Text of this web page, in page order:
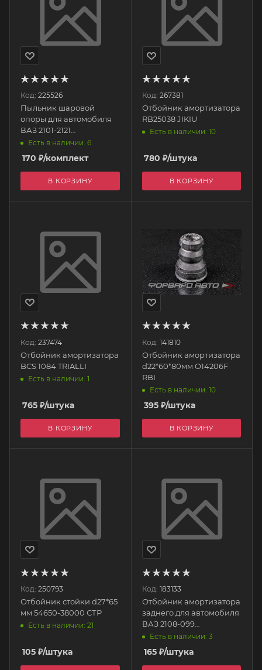
Код: 225526
Пыльник шаровой
опоры для автомобиля
ВАЗ 2101-2121
(термопластичный
полеуретан с флянцем)
CB70-115 ТРЕК
Есть в наличии: 6
170 ₽/комплект
В КОРЗИНУ
Код: 267381
Отбойник амортизатора
RB25038 JIKIU
Есть в наличии: 10
780 ₽/штука
В КОРЗИНУ
Код: 237474
Отбойник амортизатора
BCS 1084 TRIALLI
Есть в наличии: 1
765 ₽/штука
В КОРЗИНУ
Код: 141810
Отбойник амортизатора
d22*60*80мм O14206F
RBI
Есть в наличии: 10
395₽/штука
В КОРЗИНУ
Код: 250793
Отбойник стойки d27*65
мм 54650-38000 СТР
Есть в наличии: 21
105 ₽/штука
Код: 183133
Отбойник амортизатора
заднего для автомобиля
ВАЗ 2108-099
(пенополиуретан) 2108-
2912622-02 ПИК
Есть в наличии: 3
165₽/штука